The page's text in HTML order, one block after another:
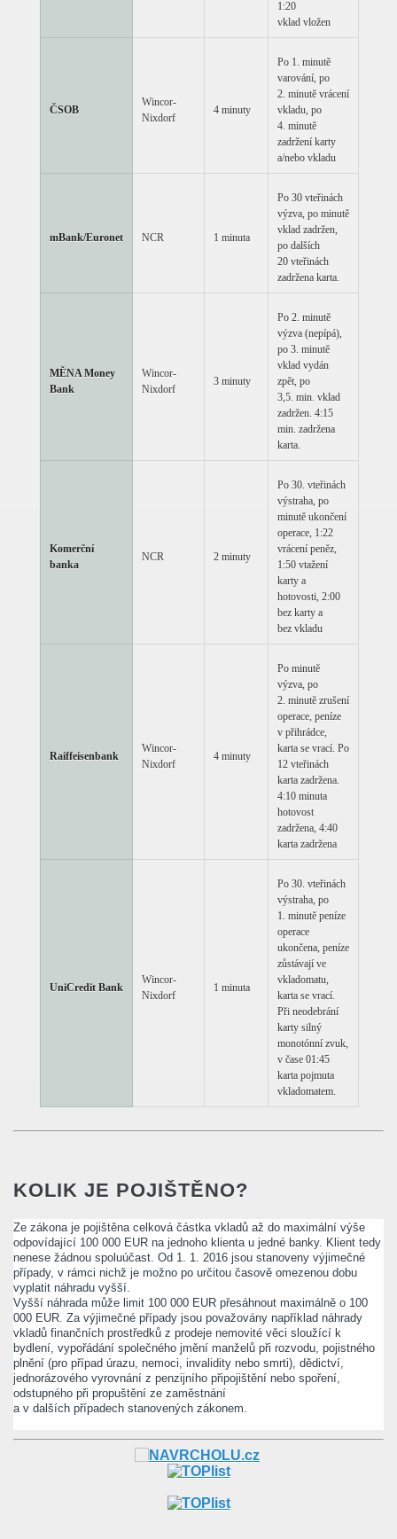
1:20
vklad vložen
ČSOB
Wincor-
Nixdorf
4 minuty
Po 1. minutě
varování, po
2. minutě vrácení
vkladu, po
4. minutě
zadržení karty
a/nebo vkladu
mBank/Euronet NCR 1 minuta
Po 30 vteřinách
výzva, po minutě
vklad zadržen,
po dalších
20 vteřinách
zadržena karta.
MĚNA Money
Bank
Wincor-
Nixdorf
3 minuty
Po 2. minutě
výzva (nepípá),
po 3. minutě
vklad vydán
zpět, po
3,5. min. vklad
zadržen. 4:15
min. zadržena
karta.
Komerční
banka
NCR 2 minuty
Po 30. vteřinách
výstraha, po
minutě ukončení
operace, 1:22
vrácení peněz,
1:50 vtažení
karty a
hotovosti, 2:00
bez karty a
bez vkladu
Raiffeisenbank
Wincor-
Nixdorf
4 minuty
Po minutě
výzva, po
2. minutě zrušení
operace, peníze
v přihrádce,
karta se vrací. Po
12 vteřinách
karta zadržena.
4:10 minuta
hotovost
zadržena, 4:40
karta zadržena
UniCredit Bank
Wincor-
Nixdorf
1 minuta
Po 30. vteřinách
výstraha, po
1. minutě peníze
operace
ukončena, peníze
zůstávají ve
vkladomatu,
karta se vrací.
Při neodebrání
karty silný
monotónní zvuk,
v čase 01:45
karta pojmuta
vkladomatem.
KOLIK JE POJIŠTĚNO?
Ze zákona je pojištěna celková částka vkladů až do maximální výše
odpovídající 100 000 EUR na jednoho klienta u jedné banky. Klient tedy
nenese žádnou spoluúčast. Od 1. 1. 2016 jsou stanoveny výjimečné
případy, v rámci nichž je možno po určitou časově omezenou dobu
vyplatit náhradu vyšší.
Vyšší náhrada může limit 100 000 EUR přesáhnout maximálně o 100
000 EUR. Za výjimečné případy jsou považovány například náhrady
vkladů finančních prostředků z prodeje nemovité věci sloužící k
bydlení, vypořádání společného jmění manželů při rozvodu, pojistného
plnění (pro případ úrazu, nemoci, invalidity nebo smrti), dědictví,
jednorázového vyrovnání z penzijního připojištění nebo spoření,
odstupného při propuštění ze zaměstnání
a v dalších případech stanovených zákonem.